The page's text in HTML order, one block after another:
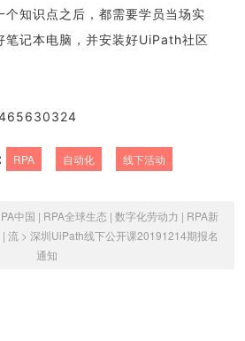
知识点之后，都需要学员当场实
笔记本电脑，并安装好UiPath社区
RPA 自动化 线下活动
中国 | RPA全球生态 | 数字化劳动力 | RPA新
流 > 深圳UiPath线下公开课20191214期报名
通知